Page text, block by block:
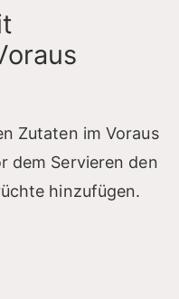
Zutaten im Voraus
dem Servieren den
hinzufügen.